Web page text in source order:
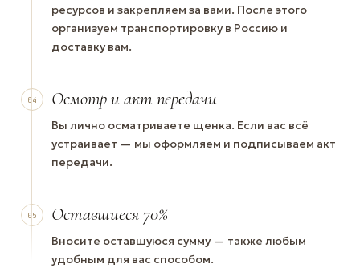
ресурсов и закрепляем за вами. После этого
организуем транспортировку в Россию и
доставку вам.
04 Осмотр и акт передачи
Вы лично осматриваете щенка. Если вас всё
устраивает — мы оформляем и подписываем акт
передачи.
05 Оставшиеся 70%
Вносите оставшуюся сумму — также любым
удобным для вас способом.